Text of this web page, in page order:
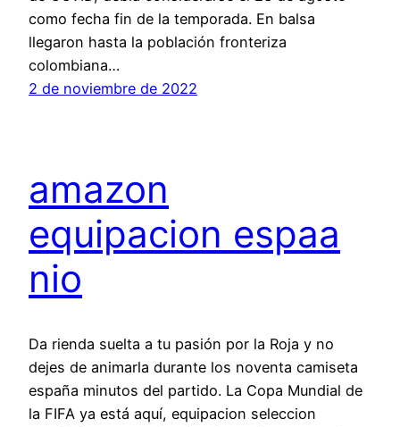
como fecha fin de la temporada. En balsa
llegaron hasta la población fronteriza
colombiana…
2 de noviembre de 2022
amazon
equipacion espaa
nio
Da rienda suelta a tu pasión por la Roja y no
dejes de animarla durante los noventa camiseta
españa minutos del partido. La Copa Mundial de
la FIFA ya está aquí, equipacion seleccion